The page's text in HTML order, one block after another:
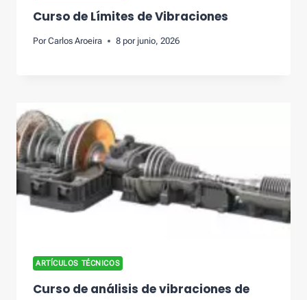
Curso de Límites de Vibraciones
Por Carlos Aroeira 8 por junio, 2026
ARTÍCULOS TÉCNICOS
Curso de análisis de vibraciones de